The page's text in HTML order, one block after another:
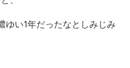
ゆい1年だったなとしみじみ